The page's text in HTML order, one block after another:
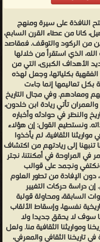
النافذة على سيرة ومنهج
كانا من عطاء القرن السابع،
من الركود والتوقف. فمقاصد
الذي استقرأ من خلالها
الأهداف الكبرى، التي من
بكلياتها، وجعل لهذه
بكل تعاليمها إنما جاءت
ومعادهم. وفي مجال التاريخ
تأتي ريادة ابن خلدون،
والنظر في حوادثه وأخباره
ونستطيع القول: إن هؤلاء
الثقافية، لم يأخذوا
تنبهنا إلى ريادتهم من اكتشاف
في المراوحة في أمكنتنا، نجتر
ونكتفي ونجمد على قوالب
دون الإفادة من تطور العلوم
دراسة حركات التغيير
السابقة، ومحاولة قولبة
نفسها، وإسقاط الألقاب
سوف لا يحقق جديدا ولا
ومواريثنا الثقافية منا. ولعل
تاريخنا الثقافي والمعرفي،